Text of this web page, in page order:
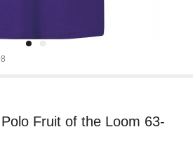
Fruit of the Loom 63-